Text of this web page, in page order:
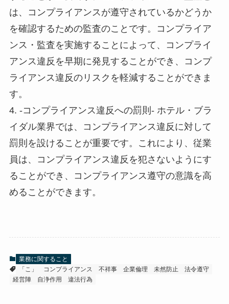
は、コンプライアンスが遵守されているかどうか
を確認するための監査のことです。コンプライア
ンス・監査を実施することによって、コンプライ
アンス違反を早期に発見することができ、コンプ
ライアンス違反のリスクを軽減することができま
す。
4. -コンプライアンス違反への罰則- ホテル・ブラ
イダル業界では、コンプライアンス違反に対して
罰則を設けることが重要です。これにより、従業
員は、コンプライアンス違反を犯さないようにす
ることができ、コンプライアンス遵守の意識を高
めることができます。
業務に関すること
「こ」
コンプライアンス 不祥事 企業倫理 未然防止
法令遵守
経営陣
自浄作用 違法行為